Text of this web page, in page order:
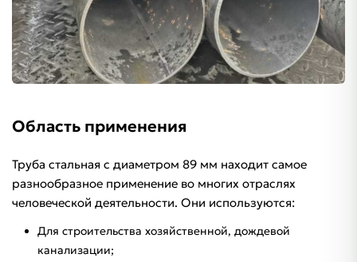
Область применения
Труба стальная с диаметром 89 мм находит самое
разнообразное применение во многих отраслях
человеческой деятельности. Они используются:
Для строительства хозяйственной, дождевой
канализации;